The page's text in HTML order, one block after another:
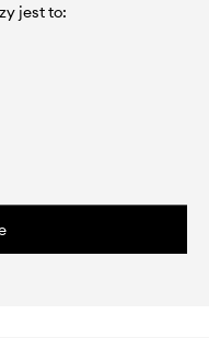
jest to: